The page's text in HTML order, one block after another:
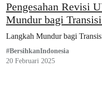
Pengesahan Revisi
Mundur bagi
Lingkungan
Langkah Mundur bagi
#BersihkanIndonesia
20 Februari 2025